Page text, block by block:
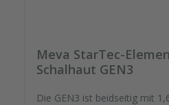
Meva StarTec-
Schalhaut GEN3
Die GEN3 ist beidseitig mit